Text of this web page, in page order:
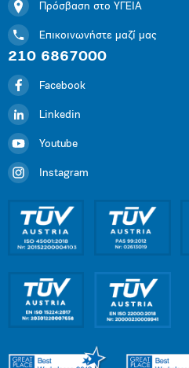
Πρόσβαση στο ΥΓΕΙΑ
Επικοινωνήστε μαζί μας
210 6867000
Facebook
Linkedin
Youtube
Instagram